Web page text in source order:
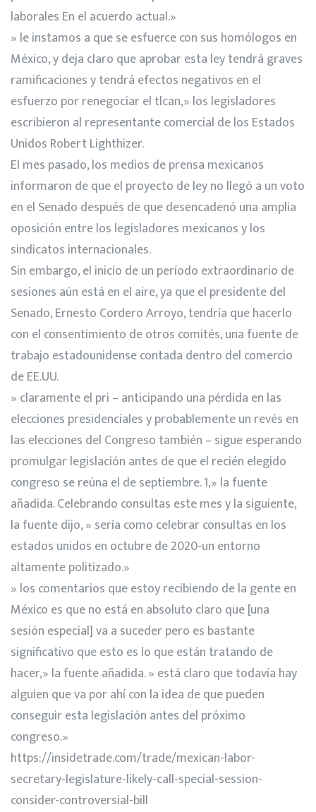
laborales En el acuerdo actual.»
» le instamos a que se esfuerce con sus homólogos en
México, y deja claro que aprobar esta ley tendrá graves
ramificaciones y tendrá efectos negativos en el
esfuerzo por renegociar el tlcan,» los legisladores
escribieron al representante comercial de los Estados
Unidos Robert Lighthizer.
El mes pasado, los medios de prensa mexicanos
informaron de que el proyecto de ley no llegó a un voto
en el Senado después de que desencadenó una amplia
oposición entre los legisladores mexicanos y los
sindicatos internacionales.
Sin embargo, el inicio de un período extraordinario de
sesiones aún está en el aire, ya que el presidente del
Senado, Ernesto Cordero Arroyo, tendría que hacerlo
con el consentimiento de otros comités, una fuente de
trabajo estadounidense contada dentro del comercio
de EE.UU.
» claramente el pri – anticipando una pérdida en las
elecciones presidenciales y probablemente un revés en
las elecciones del Congreso también – sigue esperando
promulgar legislación antes de que el recién elegido
congreso se reúna el de septiembre. 1,» la fuente
añadida. Celebrando consultas este mes y la siguiente,
la fuente dijo, » sería como celebrar consultas en los
estados unidos en octubre de 2020-un entorno
altamente politizado.»
» los comentarios que estoy recibiendo de la gente en
México es que no está en absoluto claro que [una
sesión especial] va a suceder pero es bastante
significativo que esto es lo que están tratando de
hacer,» la fuente añadida. » está claro que todavía hay
alguien que va por ahí con la idea de que pueden
conseguir esta legislación antes del próximo
congreso.»
https://insidetrade.com/trade/mexican-labor-
secretary-legislature-likely-call-special-session-
consider-controversial-bill